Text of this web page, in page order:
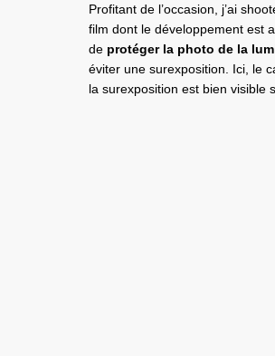
Profitant de l’occasion, j’ai
film dont le développement est
de protéger la photo de la
éviter une surexposition. Ici, le
la surexposition est bien